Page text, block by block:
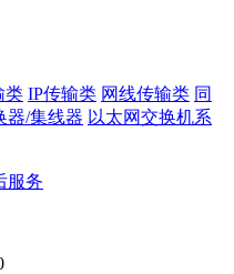
类 IP传输类 网线传输类 同
器/集线器 以太网交换机系
服务